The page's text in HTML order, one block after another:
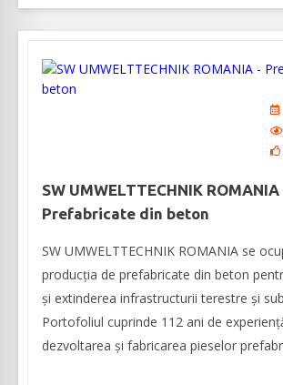
SW UMWELTTECHNIK ROMANIA
Prefabricate din beton
SW UMWELTTECHNIK ROMANIA se
producția de prefabricate din beton
și extinderea infrastructurii terestre și
Portofoliul cuprinde 112 ani de
dezvoltarea și fabricarea pieselor